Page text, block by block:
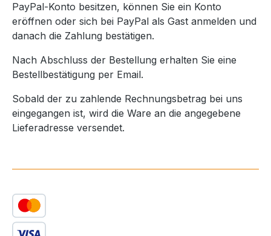
PayPal-Konto besitzen, können Sie ein Konto
eröffnen oder sich bei PayPal als Gast anmelden und
danach die Zahlung bestätigen.
Nach Abschluss der Bestellung erhalten Sie eine
Bestellbestätigung per Email.
Sobald der zu zahlende Rechnungsbetrag bei uns
eingegangen ist, wird die Ware an die angegebene
Lieferadresse versendet.